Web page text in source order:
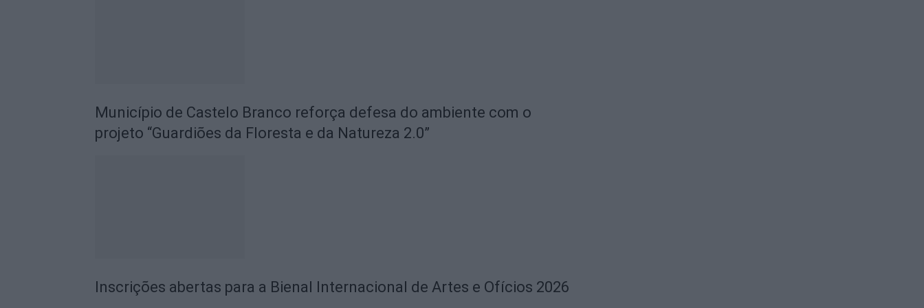
Município de Castelo Branco reforça defesa do ambiente com o
projeto “Guardiões da Floresta e da Natureza 2.0”
Inscrições abertas para a Bienal Internacional de Artes e Ofícios 2026